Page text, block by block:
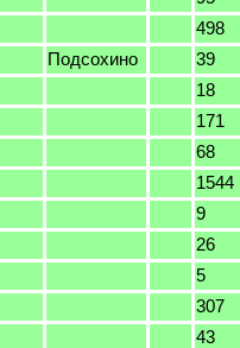
498
Подсохино 39
18
171
68
1544
9
26
5
307
43